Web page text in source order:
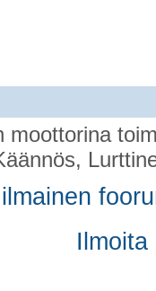
moottorina
ilmainen